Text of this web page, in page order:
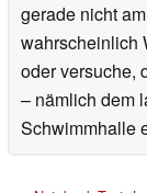
gerade nicht
wahrscheinlich
oder versuche,
– nämlich dem
Schwimmhalle